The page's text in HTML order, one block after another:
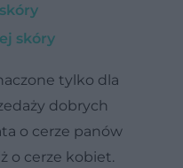
skóry
tylko dla
dobrych
o cerze panów
o cerze kobiet.